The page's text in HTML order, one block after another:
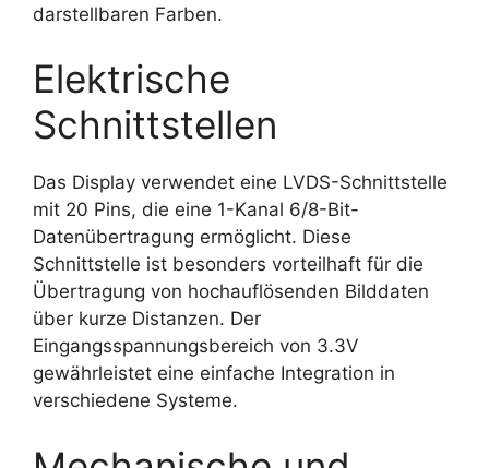
darstellbaren Farben.
Elektrische
Schnittstellen
Das Display verwendet eine LVDS-Schnittstelle
mit 20 Pins, die eine 1-Kanal 6/8-Bit-
Datenübertragung ermöglicht. Diese
Schnittstelle ist besonders vorteilhaft für die
Übertragung von hochauflösenden Bilddaten
über kurze Distanzen. Der
Eingangsspannungsbereich von 3.3V
gewährleistet eine einfache Integration in
verschiedene Systeme.